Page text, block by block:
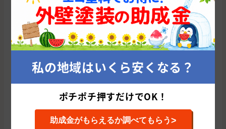
鹿児島県の他の市区町村から外壁塗装会社
を探す
鹿児島市 姶良市 霧島市 薩摩川内市 熊毛郡 日置市
指宿市
南九州市 鹿屋市 南さつま市 枕崎市
曽於市
大島郡 いちき串木野市 阿久根市 出水市
薩摩郡
出水郡 西之表市
私の地域はいくら安くなる？
ポチポチ押すだけでOK！
助成金がもらえるか調べてもらう>